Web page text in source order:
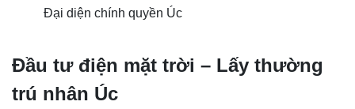
Đại diện chính quyền Úc
Đầu tư điện mặt trời – Lấy thường
trú nhân Úc